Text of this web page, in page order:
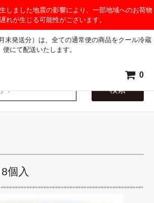
しました地震の影響により、一部地域へのお荷物
れが生じる可能性がございます。
末発送分）は、全ての通常便の商品をクール冷蔵
便にて配送いたします。
0
検索
個入